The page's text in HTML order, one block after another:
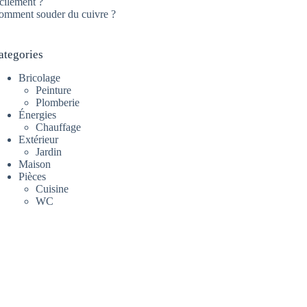
souder du cuivre ?
Bricolage
Peinture
Plomberie
Énergies
Chauffage
Extérieur
Jardin
Maison
Pièces
Cuisine
WC